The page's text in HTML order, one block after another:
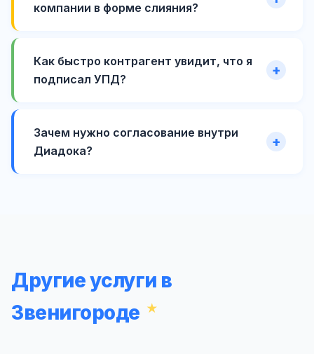
компании в форме слияния?
Как быстро контрагент увидит, что я
подписал УПД?
Зачем нужно согласование внутри
Диадока?
Другие услуги в
Звенигороде